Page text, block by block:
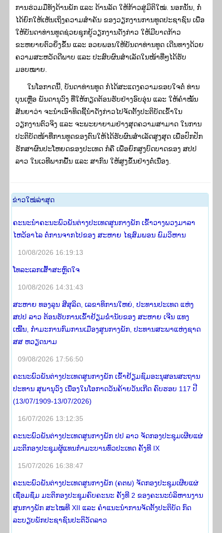
ການຮ່ວມມືທັງດ້ານພັກ ແລະ ດ້ານລັດ ໃຫ້ກ້າວສູ່ມິຕິໃໝ່. ນອກນັ້ນ, ກໍ
ໄດ້ຍົກໃຫ້ເຫັນເຖິງຄວາມສໍາຄັນ ຂອງວຽກງານການທູດປະຊາຊົນ ເພື່ອ
ໃຫ້ບັນດາທ່ານທູດຊ່ວຍຊຸກຍູ້ວຽກງານດັ່ງກ່າວ ໃຫ້ມີບາດກ້າວ
ຂະຫຍາຍຕົວຍິ່ງຂຶ້ນ ແລະ ອວຍພອນໃຫ້ບັນດາທ່ານທູດ ເດີນທາງດ້ວຍ
ຄວາມສະຫວັດດີພາບ ແລະ ປະສົບຜົນສຳເລັດໃນໜ້າທີ່ໆໄດ້ຮັບ
ມອບໝາຍ.
ໃນໂອກາດນີ້, ບັນດາທ່ານທູດ ກໍໄດ້ສະແດງຄວາມຂອບໃຈຕໍ່ ທ່ານ
ບຸນເຫຼືອ ພັນດານຸວົງ ທີ່ໃຫ້ກຽດຕ້ອນຮັບຢ່າງອົບອຸ່ນ ແລະ ໃຫ້ຄໍາໝັ້ນ
ສັນຍາວ່າ ຈະນໍາເອົາທິດຊີ້ນຳດັ່ງກ່າວໄປຈັດຕັ້ງປະຕິບັດເຂົ້າໃນ
ວຽກງານຕົວຈິງ ແລະ ຈະພະຍາຍາມຢ່າງສຸດຄວາມສາມາດ ໃນການ
ປະຕິບັດໜ້າທີ່ການທູດຂອງຕົນໃຫ້ໄດ້ຮັບຜົນສໍາເລັດສູງສຸດ ເພື່ອປົກປັກ
ຮັກສາຜົນປະໂຫຍດຂອງປະເທດ ກໍຄື ເພື່ອຍົກສູງບົດບາດຂອງ ສປປ
ລາວ ໃນເວທີພາກພື້ນ ແລະ ສາກົນ ໃຫ້ສູງຂຶ້ນຢ່າງຕໍ່ເນື່ອງ.
​ຂ່າວ​ໃໝ່​ລ່າ​ສຸດ
ຄະນະນໍາຄະນະພົວພັນຕ່າງປະເທດສູນກາງພັກ ເຂົ້າວາງພວງມາລາ
ໄຫວ້ອາໄລ ຕໍ່ການຈາກໄປຂອງ ສະຫາຍ ໄຊສົມພອນ ພົມວິຫານ
10/08/2026 16:19:13
ໂທ​ລະ​ເລກ​ເສົ້າ​ສະຫຼົດ​ໃຈ​
10/08/2026 14:31:43
ສະຫາຍ ທອງລຸນ ສີສຸລິດ, ເລຂາທິການໃຫຍ່, ປະທານປະເທດ ແຫ່ງ
ສປປ ລາວ ຕ້ອນຮັບການເຂົ້າຢ້ຽມຂໍ່ານັບຂອງ ສະຫາຍ ເຈີນ ແທງ
ເໝີ້ນ, ກໍາມະການກົມການເມືອງສູນກາງພັກ, ປະທານສະພາແຫ່ງຊາດ
ສສ ຫວຽດນາມ
09/08/2026 17:56:50
ຄະນະພົວພັນຕ່າງປະເທດສູນກາງພັກ ເຂົ້າຢ້ຽມຊົມອະນຸສອນສະຖານ
ປະທານ ສຸພານຸວົງ ເນື່ອງໃນໂອກາດວັນຄ້າຍວັນເກີດ ຄົບຮອບ 117 ປີ
(13/07/1909-13/07/2026)
16/07/2026 13:12:35
ຄະນະພົວພັນຕ່າງປະເທດສູນກາງພັກ ປປ ລາວ ຈັດກອງປະຊຸມເຜີຍແຜ່
ມະຕິກອງປະຊຸມຜູ້ແທນກຳມະບານທົ່ວປະເທດ ຄັ້ງທີ IX
15/07/2026 16:38:47
ຄະນະພົວພັນຕ່າງປະເທດສູນກາງພັກ (ຄຕພ) ຈັດກອງປະຊຸມເຜີຍແຜ່
ເຊື່ອມຊຶມ ມະຕິກອງປະຊຸມຄົບຄະນະ ຄັ້ງທີ 2 ຂອງຄະນະບໍລິຫານງານ
ສູນກາງພັກ ສະໄໝທີ XII ແລະ ຄໍາແນະນໍາການຈັດຕັ້ງປະຕິບັດ ກົດ
ລະບຽບພັກປະຊາຊົນປະຕິວັດລາວ